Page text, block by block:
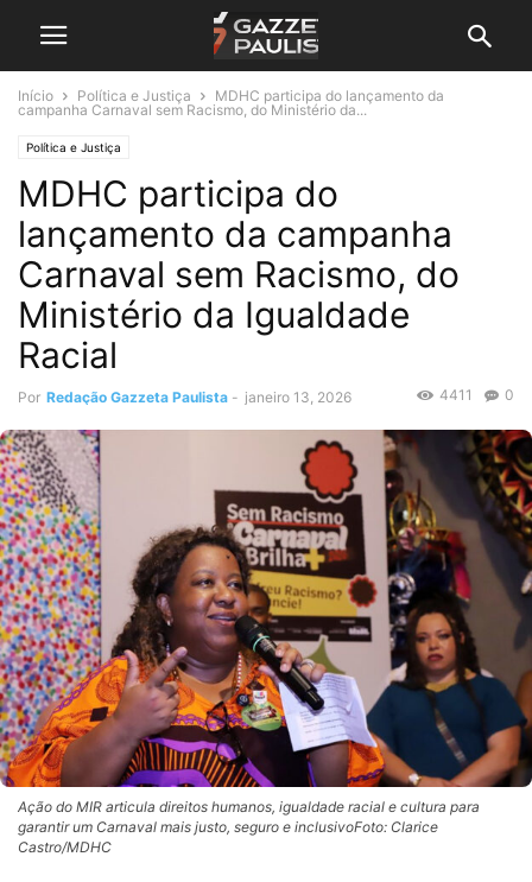
Início Política e Justiça
MDHC participa do lançamento da
campanha Carnaval sem Racismo, do Ministério da...
Política e Justiça
MDHC participa do
lançamento da campanha
Carnaval sem Racismo, do
Ministério da Igualdade
Racial
Por Redação Gazzeta Paulista - janeiro 13, 2026 0
4411
Ação do MIR articula direitos humanos, igualdade racial e cultura para
garantir um Carnaval mais justo, seguro e inclusivoFoto: Clarice
Castro/MDHC